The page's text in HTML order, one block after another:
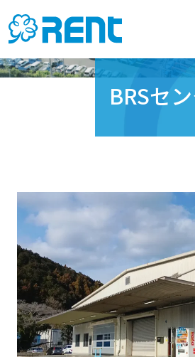
BRSセ